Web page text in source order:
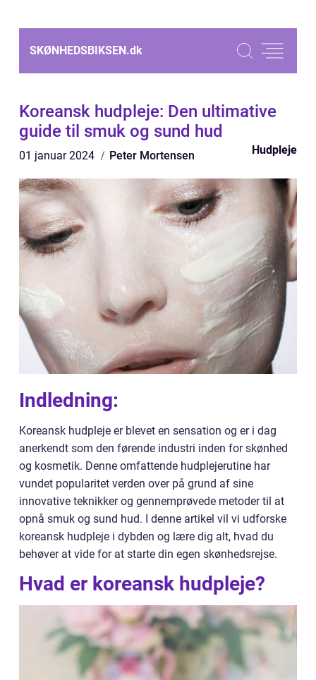
SKØNHEDSBIKSEN.dk
Koreansk hudpleje: Den ultimative
guide til smuk og sund hud
01 januar 2024 Peter Mortensen Hudpleje
Indledning:
Koreansk hudpleje er blevet en sensation og er i dag
anerkendt som den førende industri inden for skønhed
og kosmetik. Denne omfattende hudplejerutine har
vundet popularitet verden over på grund af sine
innovative teknikker og gennemprøvede metoder til at
opnå smuk og sund hud. I denne artikel vil vi udforske
koreansk hudpleje i dybden og lære dig alt, hvad du
behøver at vide for at starte din egen skønhedsrejse.
Hvad er koreansk hudpleje?